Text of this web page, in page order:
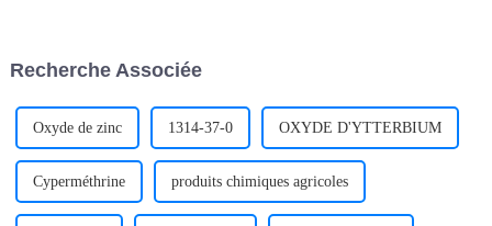
Recherche Associée
Oxyde de zinc 1314-37-0 OXYDE D'YTTERBIUM
Cyperméthrine produits chimiques agricoles